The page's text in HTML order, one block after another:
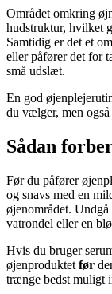
Området omkring
hudstruktur, hvilket
Samtidig er det et
eller påfører det for
små udslæt.
En god
du vælger, men
Sådan
Før du påfører
og snavs med en
øjenområdet.
vatrondel eller en
Hvis du bruger
øjenproduktet før
trænge bedst muligt